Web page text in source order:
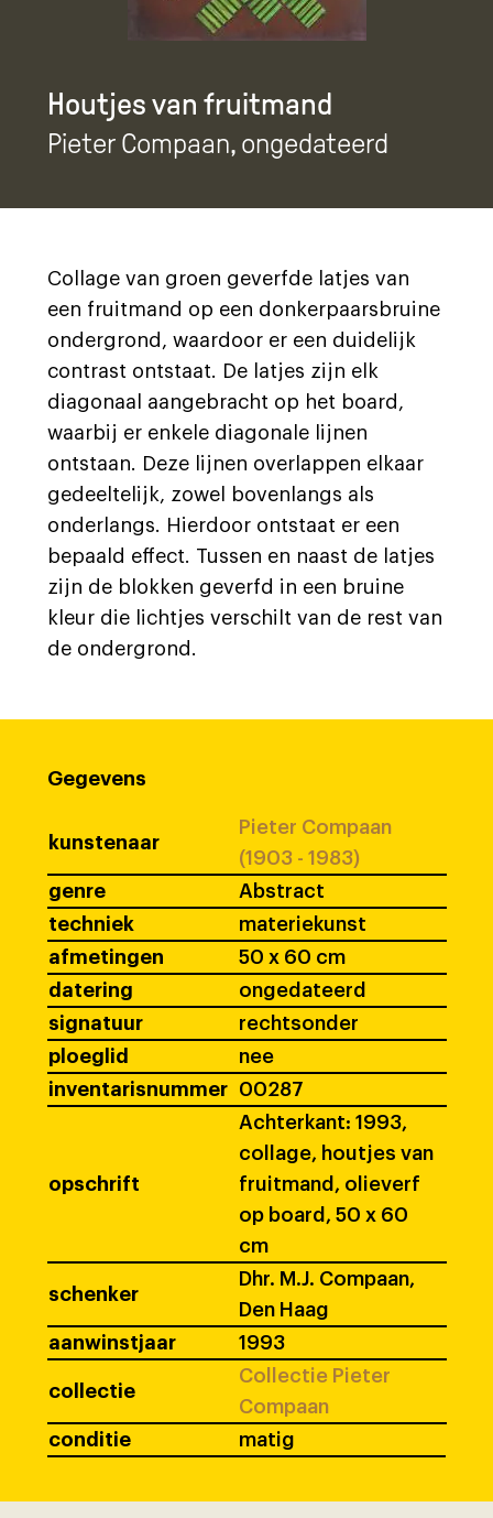
Houtjes van fruitmand
Pieter Compaan, ongedateerd
Collage van groen geverfde latjes van
een fruitmand op een donkerpaarsbruine
ondergrond, waardoor er een duidelijk
contrast ontstaat. De latjes zijn elk
diagonaal aangebracht op het board,
waarbij er enkele diagonale lijnen
ontstaan. Deze lijnen overlappen elkaar
gedeeltelijk, zowel bovenlangs als
onderlangs. Hierdoor ontstaat er een
bepaald effect. Tussen en naast de latjes
zijn de blokken geverfd in een bruine
kleur die lichtjes verschilt van de rest van
de ondergrond.
Gegevens
kunstenaar
Pieter Compaan
(1903 - 1983)
genre
Abstract
techniek
materiekunst
afmetingen
50 x 60 cm
datering
ongedateerd
signatuur
rechtsonder
ploeglid
nee
inventarisnummer
00287
opschrift
Achterkant: 1993,
collage, houtjes van
fruitmand, olieverf
op board, 50 x 60
cm
schenker
Dhr. M.J. Compaan,
Den Haag
aanwinstjaar
1993
collectie
Collectie Pieter
Compaan
conditie
matig